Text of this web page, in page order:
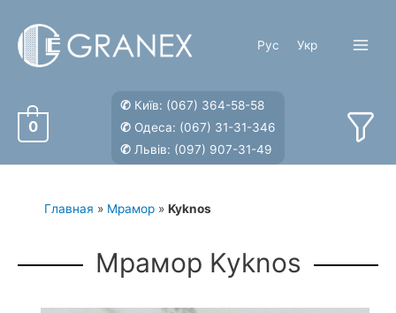
содержимому
Рус Укр
0
✆ Київ: (067) 364-58-58
✆ Одеса: (067) 31-31-346
✆ Львів: (097) 907-31-49
Главная » Мрамор » Kyknos
Мрамор Kyknos